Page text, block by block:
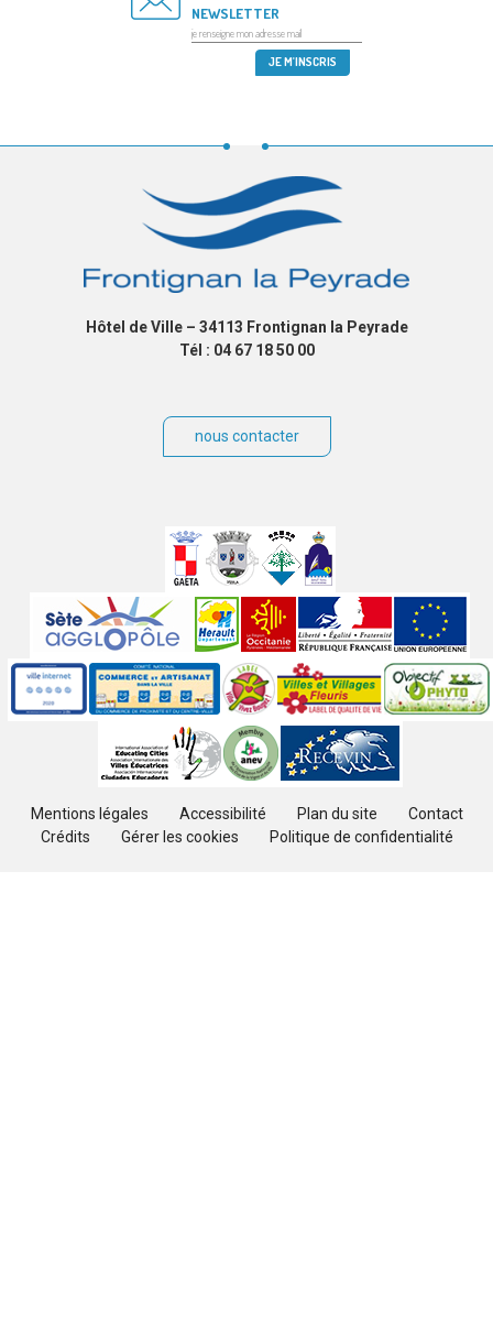
NEWSLETTER
Hôtel de Ville – 34113 Frontignan la Peyrade
Tél : 04 67 18 50 00
nous contacter
partenaires
Labels
Mentions légales Accessibilité Plan du site
Contact
Crédits
Gérer les cookies Politique de confidentialité